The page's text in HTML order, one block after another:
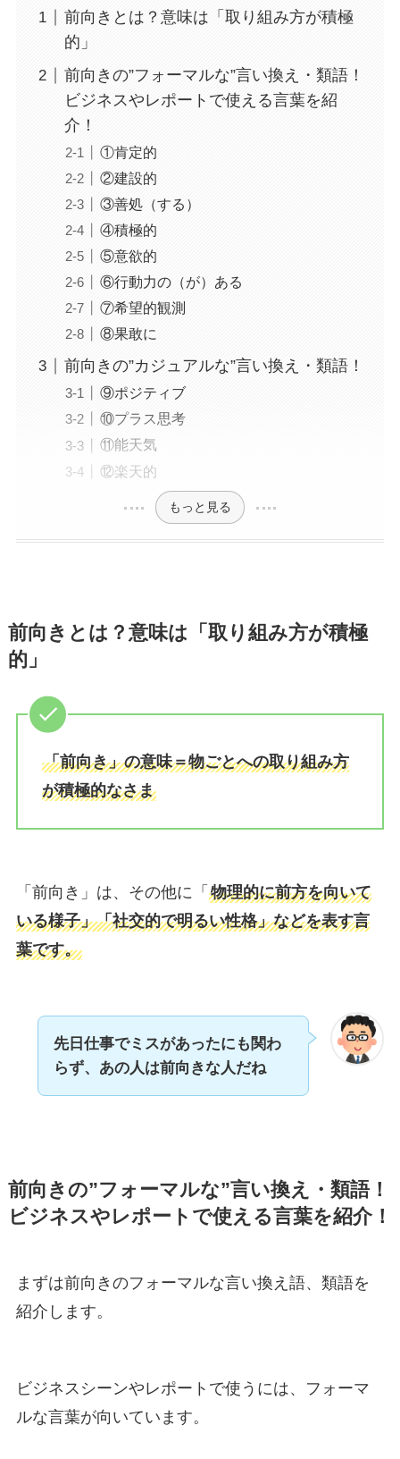
前向きとは？意味は「取り組み方が積極
的」
前向きの”フォーマルな”言い換え・類語！
ビジネスやレポートで使える言葉を紹
介！
①肯定的
②建設的
③善処（する）
④積極的
⑤意欲的
⑥行動力の（が）ある
⑦希望的観測
⑧果敢に
前向きの”カジュアルな”言い換え・類語！
⑨ポジティブ
⑩プラス思考
⑪能天気
⑫楽天的
もっと見る
前向きとは？意味は「取り組み方が積極
的」
「前向き」の意味＝物ごとへの取り組み方
が積極的なさま
「前向き」は、その他に「 物理的に前方を向いて
いる様子」「社交的で明るい性格」などを表す言
葉です。
先日仕事でミスがあったにも関わ
らず、あの人は前向きな人だね
前向きの”フォーマルな”言い換え・類語！
ビジネスやレポートで使える言葉を紹介！
まずは前向きのフォーマルな言い換え語、類語を
紹介します。
ビジネスシーンやレポートで使うには、フォーマ
ルな言葉が向いています。